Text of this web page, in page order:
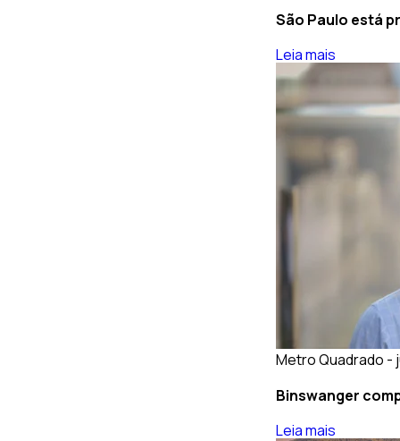
São Paulo está
Leia mais
Metro Quadrado -
Binswanger
Leia mais